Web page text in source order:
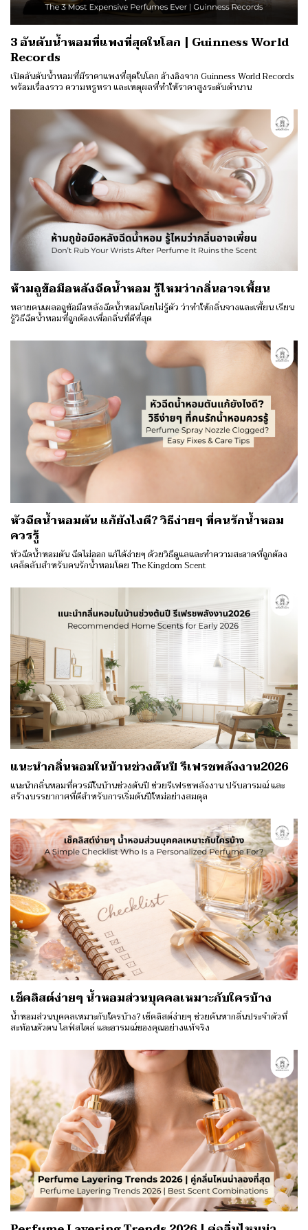
3 อันดับน้ำหอมที่แพงที่สุดในโลก | Guinness World
Records
เปิดอันดับน้ำหอมที่มีราคาแพงที่สุดในโลก อ้างอิงจาก Guinness World Records
พร้อมเรื่องราว ความหรูหรา และเหตุผลที่ทำให้ราคาสูงระดับตำนาน
ห้ามถูข้อมือหลังฉีดน้ำหอม รู้ไหมว่ากลิ่นอาจเพี้ยน
หลายคนเผลอถูข้อมือหลังฉีดน้ำหอมโดยไม่รู้ตัว ว่าทำให้กลิ่นจางและเพี้ยน เรียน
รู้วิธีฉีดน้ำหอมที่ถูกต้องเพื่อกลิ่นที่ดีที่สุด
หัวฉีดน้ำหอมตัน แก้ยังไงดี? วิธีง่ายๆ ที่คนรักน้ำหอม
ควรรู้
หัวฉีดน้ำหอมตัน ฉีดไม่ออก แก้ได้ง่ายๆ ด้วยวิธีดูแลและทำความสะอาดที่ถูกต้อง
เคล็ดลับสำหรับคนรักน้ำหอมโดย The Kingdom Scent
แนะนำกลิ่นหอมในบ้านช่วงต้นปี รีเฟรชพลังงาน2026
แนะนำกลิ่นหอมที่ควรมีในบ้านช่วงต้นปี ช่วยรีเฟรชพลังงาน ปรับอารมณ์ และ
สร้างบรรยากาศที่ดีสำหรับการเริ่มต้นปีใหม่อย่างสมดุล
เช็คลิสต์ง่ายๆ น้ำหอมส่วนบุคคลเหมาะกับใครบ้าง
น้ำหอมส่วนบุคคลเหมาะกับใครบ้าง? เช็คลิสต์ง่ายๆ ช่วยค้นหากลิ่นประจำตัวที่
สะท้อนตัวตน ไลฟ์สไตล์ และอารมณ์ของคุณอย่างแท้จริง